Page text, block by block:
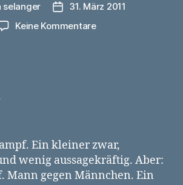
selanger Veröffentlichungsdatum
31. März 2011
Keine Kommentarezu
Ein kleiner zwar,
wenig aussagekräftig. Aber:
Mann gegen Männchen. Ein